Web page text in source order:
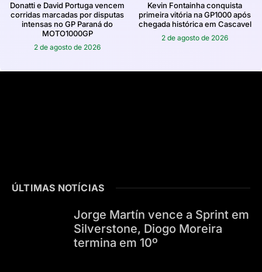
Donatti e David Portuga vencem
corridas marcadas por disputas
intensas no GP Paraná do
MOTO1000GP
2 de agosto de 2026
Kevin Fontainha conquista
primeira vitória na GP1000 após
chegada histórica em Cascavel
2 de agosto de 2026
ÚLTIMAS NOTÍCIAS
Jorge Martín vence a Sprint em
Silverstone, Diogo Moreira
termina em 10º